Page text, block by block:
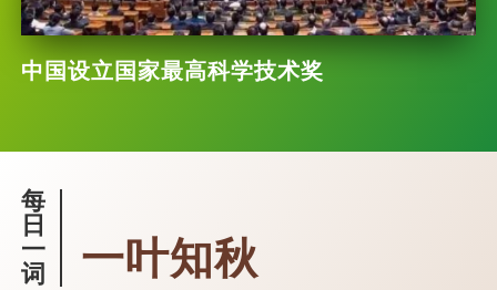
中国设立国家最高科学技术奖
每
日
一
词
一叶知秋